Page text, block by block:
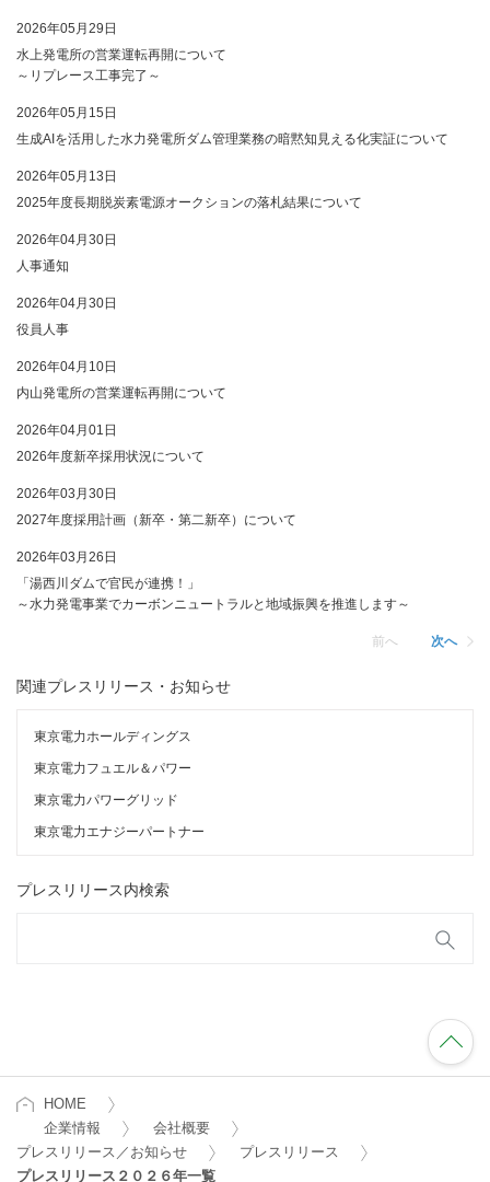
2026年05月29日
水上発電所の営業運転再開について
～リプレース工事完了～
2026年05月15日
生成AIを活用した水力発電所ダム管理業務の暗黙知見える化実証について
2026年05月13日
2025年度長期脱炭素電源オークションの落札結果について
2026年04月30日
人事通知
2026年04月30日
役員人事
2026年04月10日
内山発電所の営業運転再開について
2026年04月01日
2026年度新卒採用状況について
2026年03月30日
2027年度採用計画（新卒・第二新卒）について
2026年03月26日
「湯西川ダムで官民が連携！」
～水力発電事業でカーボンニュートラルと地域振興を推進します～
前へ 次へ
関連プレスリリース・お知らせ
東京電力ホールディングス
東京電力フュエル＆パワー
東京電力パワーグリッド
東京電力エナジーパートナー
プレスリリース内検索
HOME
企業情報
会社概要
プレスリリース／お知らせ
プレスリリース
プレスリリース２０２６年一覧